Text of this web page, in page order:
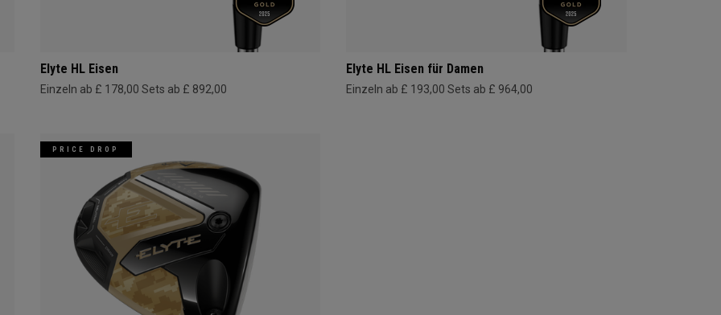
Elyte HL Eisen
Einzeln ab £ 178,00 Sets ab £ 892,00
Elyte HL Eisen für Damen
Einzeln ab £ 193,00 Sets ab £ 964,00
PRICE DROP